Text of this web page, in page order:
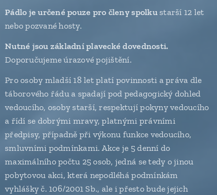
Pádlo je určené pouze pro členy spolkustarší 12 let
nebo pozvané hosty.
Nutné jsou základní plavecké dovednosti.
Doporučujeme úrazové pojištění.
Pro osoby mladší 18 let platí povinnosti a práva dle
táborového řádu a spadají pod pedagogický dohled
vedoucího, osoby starší, respektují pokyny vedoucího
a řídí se dobrými mravy, platnými právními
předpisy, případně při výkonu funkce vedoucího,
smluvními podmínkami. Akce je 5 denní do
maximálního počtu 25 osob, jedná se tedy o jinou
pobytovou akci, která nepodléhá podmínkám
vyhlášky č. 106/2001 Sb., ale i přesto bude jejich